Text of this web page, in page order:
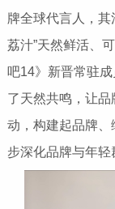
牌全球代言人，其
荔汁”天然鲜活、
吧14》新晋常驻
了天然共鸣，让品
动，构建起品牌
步深化品牌与年轻